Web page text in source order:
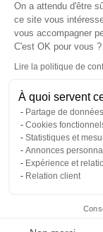
On a attendu d'être
ce site vous
vous accompagner
C'est OK pour vous ?
Lire la politique de
À quoi servent
Partage de
Cookies
Statistiques et
Annonces
Expérience et
Relation client